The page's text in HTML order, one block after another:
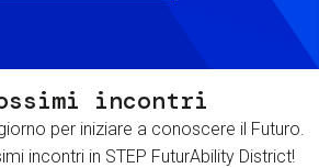
incontri
per iniziare a conoscere il Futuro.
incontri in STEP FuturAbility District!